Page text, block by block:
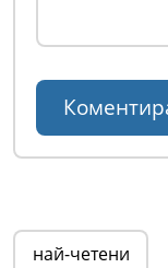
най-четени